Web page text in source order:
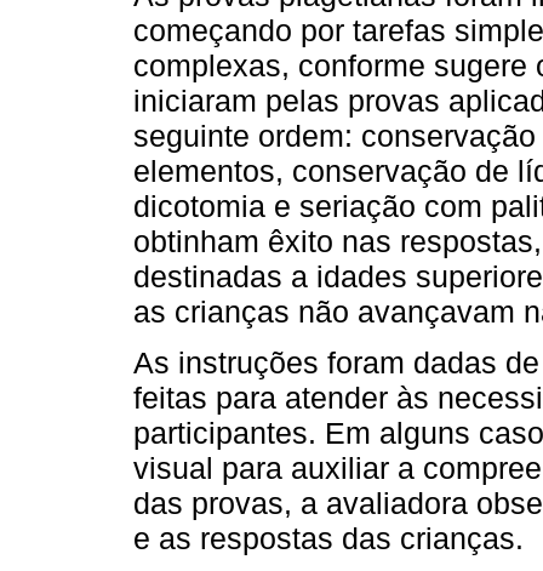
começando por tarefas
complexas, conforme sugere
iniciaram pelas provas
seguinte ordem:
elementos, conservação de
dicotomia e seriação com
obtinham êxito nas
destinadas a idades
as crianças não avançavam
As instruções foram dadas
feitas para atender às
participantes. Em alguns
visual para auxiliar a
das provas, a avaliadora
e as respostas das crianças.